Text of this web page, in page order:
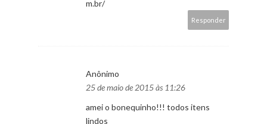
m.br/
Responder
Anônimo
25 de maio de 2015 às 11:26
amei o bonequinho!!! todos itens
lindos